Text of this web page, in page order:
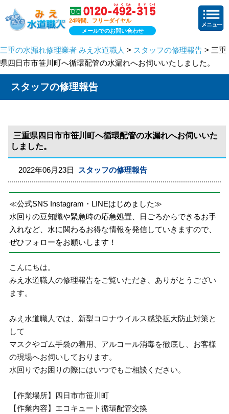
24時間、フリーダイヤル
メールでのお問い合わせ
三重の水漏れ修理業者 みえ水道職人 > スタッフの修理報告 > 三重
県四日市市笹川町へ循環配管の水漏れへお伺いいたしました。
スタッフの修理報告
三重県四日市市笹川町へ循環配管の水漏れへお伺いいた
しました。
2022年06月23日 スタッフの修理報告
≪公式SNS Instagram・LINEはじめました≫
水回りの豆知識や緊急時の応急処置、日ごろからできるお手
入れなど、水に関わるお得な情報を発信していきますので、
ぜひフォローをお願いします！
こんにちは。
みえ水道職人の修理報告をご覧いただき、ありがとうござい
ます。
みえ水道職人では、新型コロナウイルス感染拡大防止対策と
して
マスクやゴム手袋の着用、アルコール消毒を徹底し、お客様
の現場へお伺いしております。
水回りでお困りの際にはいつでもご相談ください。
【作業場所】四日市市笹川町
【作業内容】エコキュート循環配管交換